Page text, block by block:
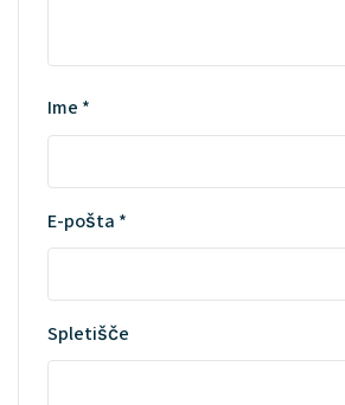
Ime *
E-pošta *
Spletišče